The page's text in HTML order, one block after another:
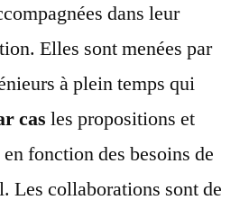
dans leur
Elles sont menées par
à plein temps qui
cas les propositions et
fonction des besoins de
Les collaborations sont de